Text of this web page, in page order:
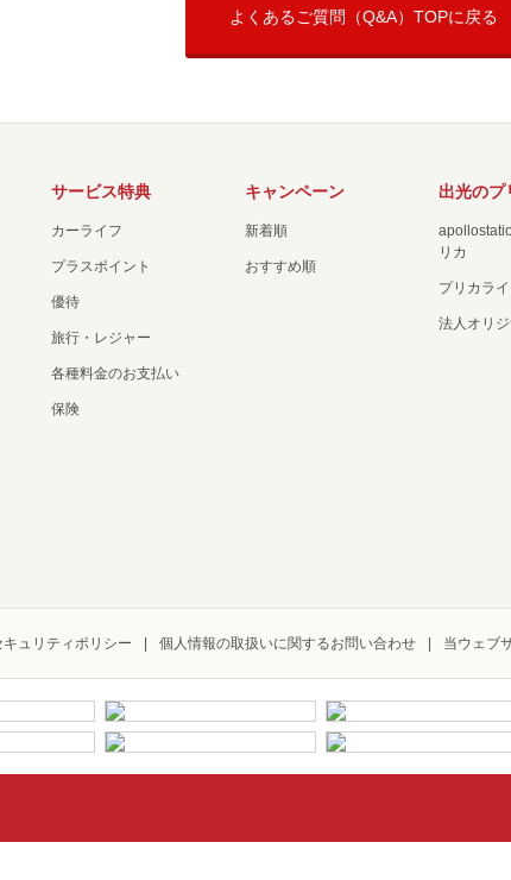
よくあるご質問（Q&A）TOPに戻る
サービス特典
カーライフ
プラスポイント
優待
旅行・レジャー
各種料金のお支払い
保険
キャンペーン
新着順
おすすめ順
出光のプ
リカ
プリカラ
法人オリ
キュリティポリシー 個人情報の取扱いに関するお問い合わせ 当ウェブ